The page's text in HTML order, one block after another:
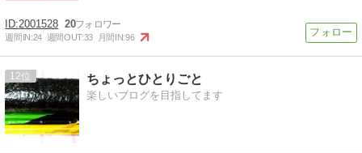
2001528 20
週間IN:24 週間OUT:33 月間IN:96
12 ちょっとひとりごと
楽しいブログを目指してます